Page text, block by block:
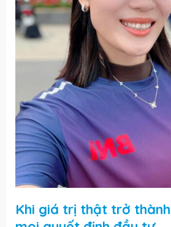
Khi giá trị thật trở